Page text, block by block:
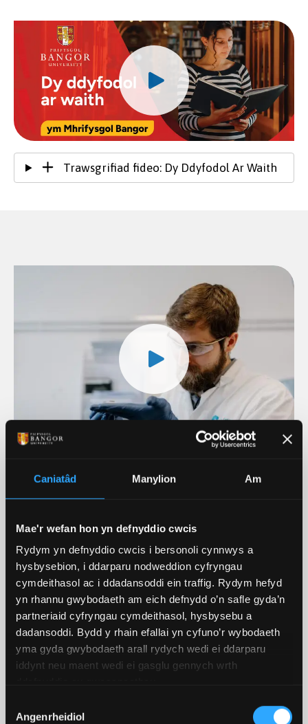
Caniatâd Manylion Am
Mae'r wefan hon yn defnyddio cwcis
Rydym yn defnyddio cwcis i bersonoli cynnwys a
hysbysebion, i ddarparu nodweddion cyfryngau
cymdeithasol ac i ddadansoddi ein traffig. Rydym hefyd
yn rhannu gwybodaeth am eich defnydd o’n safle gyda’n
partneriaid cyfryngau cymdeithasol, hysbysebu a
dadansoddi. Bydd y rhain efallai yn cyfuno’r wybodaeth
yma gyda gwybodaeth arall rydych wedi ei ddarparu
iddynt neu maent wedi ei gasglu gennych wrth
Caniatâd
Angenrheidiol
Trawsgrifiad fideo: Dy Ddyfodol Ar Waith
Trawsgrifiad fideo: Ymchwil ym
Mhrifysgol Bangor
Ein Hymchwil Ar Waith
Ein Hymchwil
Mae ein hymchwil arloesol yn atgyfnerthu ein
cwricwlwm sy'n newid yn barhaus ac yn helpu i
wella ein cyd-ddealltwriaeth o'r byd o'n cwmpas.